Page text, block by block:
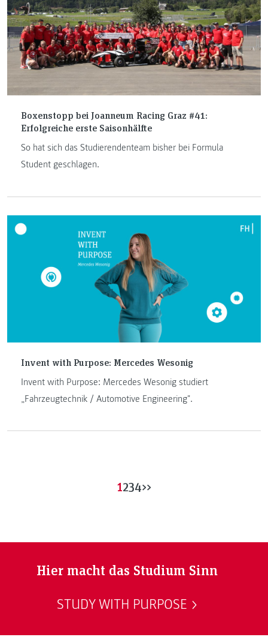
Boxenstopp bei Joanneum Racing Graz #41:
Erfolgreiche erste Saisonhälfte
So hat sich das Studierendenteam bisher bei Formula
Student geschlagen.
Invent with Purpose: Mercedes Wesonig
Invent with Purpose: Mercedes Wesonig studiert
„Fahrzeugtechnik / Automotive Engineering".
1234>>
Hier macht das Studium Sinn
STUDY WITH PURPOSE